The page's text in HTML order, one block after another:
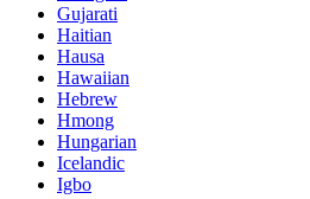
Gujarati
Haitian
Hausa
Hawaiian
Hebrew
Hmong
Hungarian
Icelandic
Igbo